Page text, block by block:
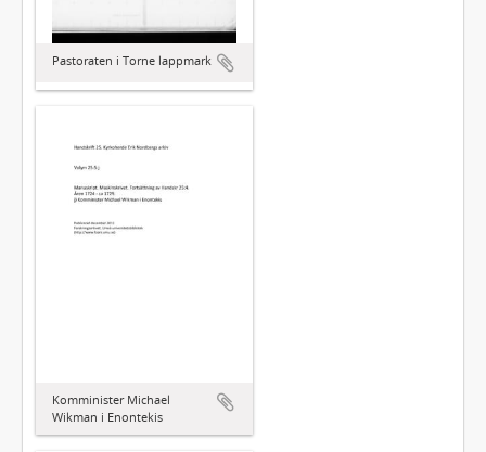
Pastoraten i Torne lappmark
Komminister Michael
Wikman i Enontekis